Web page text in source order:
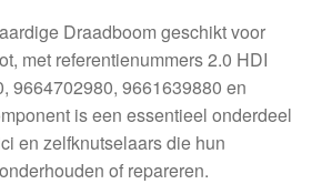
Draadboom geschikt voor
met referentienummers 2.0 HDI
9664702980, 9661639880 en
is een essentieel onderdeel
en zelfknutselaars die hun
of repareren.